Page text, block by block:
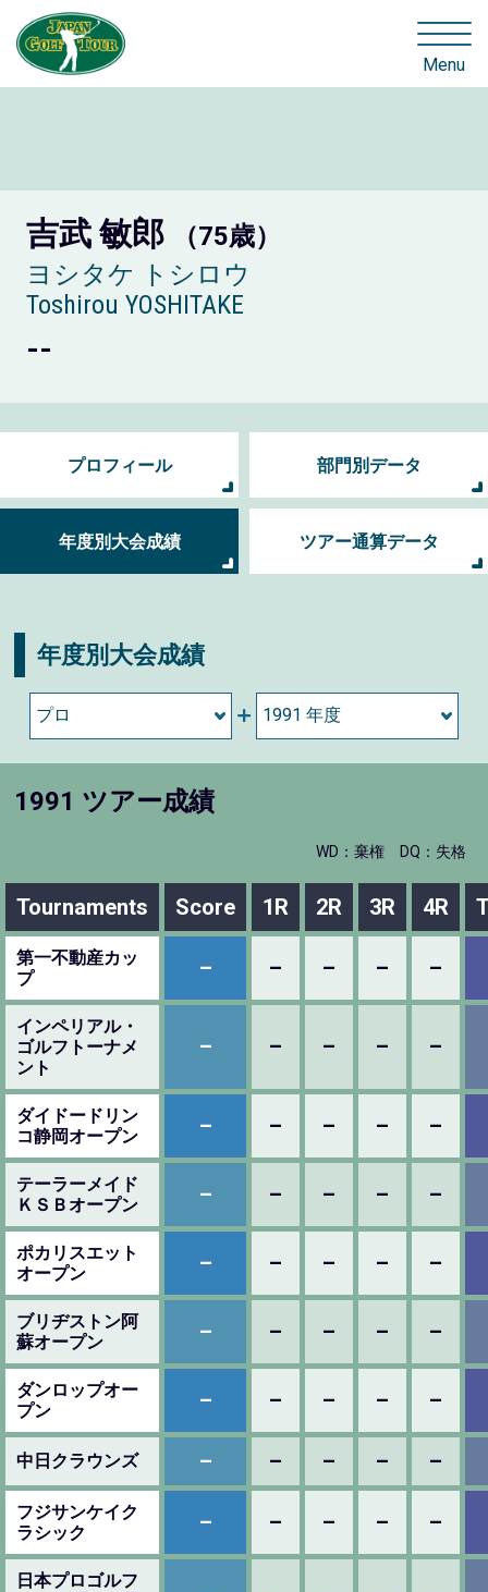
Menu
吉武 敏郎
（75歳）
ヨシタケ トシロウ
Toshirou YOSHITAKE
--
プロフィール 部門別データ
年度別大会成績 ツアー通算データ
年度別大会成績
1991 ツアー成績
WD：棄権 DQ：失格
Tournaments Score 1R 2R 3R 4R
第一不動産カッ
プ
– – – – –
インペリアル・
ゴルフトーナメ
ント
– – – – –
ダイドードリン
コ静岡オープン
– – – – –
テーラーメイド
ＫＳＢオープン
– – – – –
ポカリスエット
オープン
– – – – –
ブリヂストン阿
蘇オープン
– – – – –
ダンロップオー
プン
– – – – –
中日クラウンズ – – – – –
フジサンケイク
ラシック
– – – – –
日本プロゴルフ